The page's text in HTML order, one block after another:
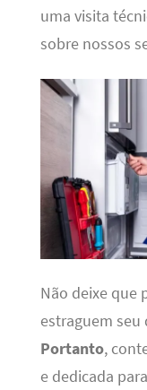
uma visita
sobre nossos
Não deixe que
estraguem seu
Portanto,
e dedicada